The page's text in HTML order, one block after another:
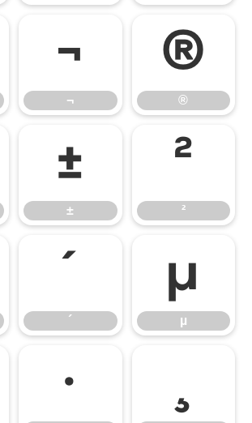
¬
¬
®
®
±
±
²
²
´
´
µ
µ
· ¸